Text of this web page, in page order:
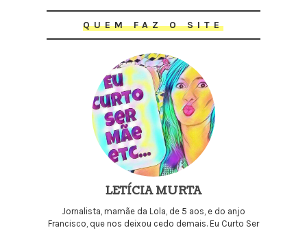
QUEM FAZ O SITE
LETÍCIA MURTA
Jornalista, mamãe da Lola, de 5 aos, e do anjo
Francisco, que nos deixou cedo demais. Eu Curto Ser